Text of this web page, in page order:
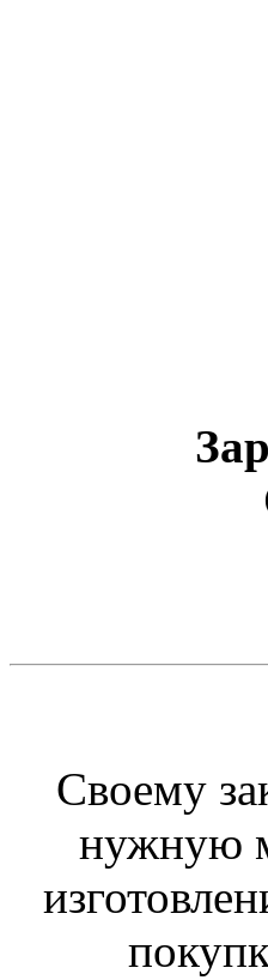
Своему
нужную